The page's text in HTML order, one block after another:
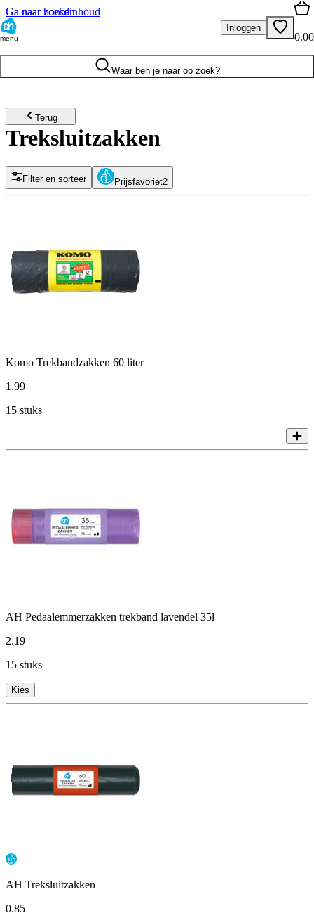
Ga naar hoofdinhoud
Ga naar zoeken
menu
Inloggen
0.00
Waar ben je naar op zoek?
Terug
Treksluitzakken
Filter en sorteer Prijsfavoriet2
Komo Trekbandzakken 60 liter
1.99
15 stuks
AH Pedaalemmerzakken trekband lavendel 35l
2.19
15 stuks
Kies
AH Treksluitzakken
0.85